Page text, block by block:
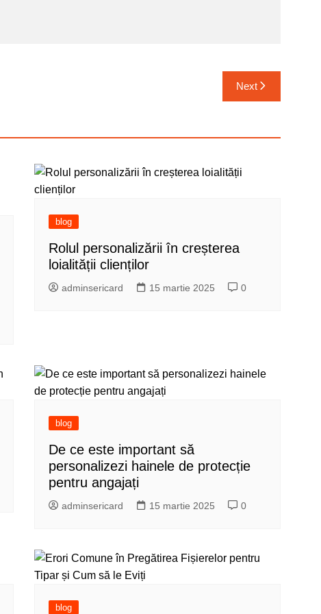
Next
blog
Rolul personalizării în creșterea
loialității clienților
adminsericard 15 martie 2025 0
blog
De ce este important să
personalizezi hainele de protecție
pentru angajați
adminsericard 15 martie 2025 0
blog